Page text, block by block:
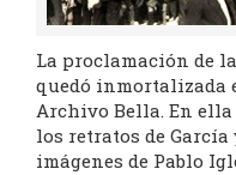
La proclamación de
quedó inmortalizada
Archivo Bella. En ella
los retratos de García
imágenes de Pablo